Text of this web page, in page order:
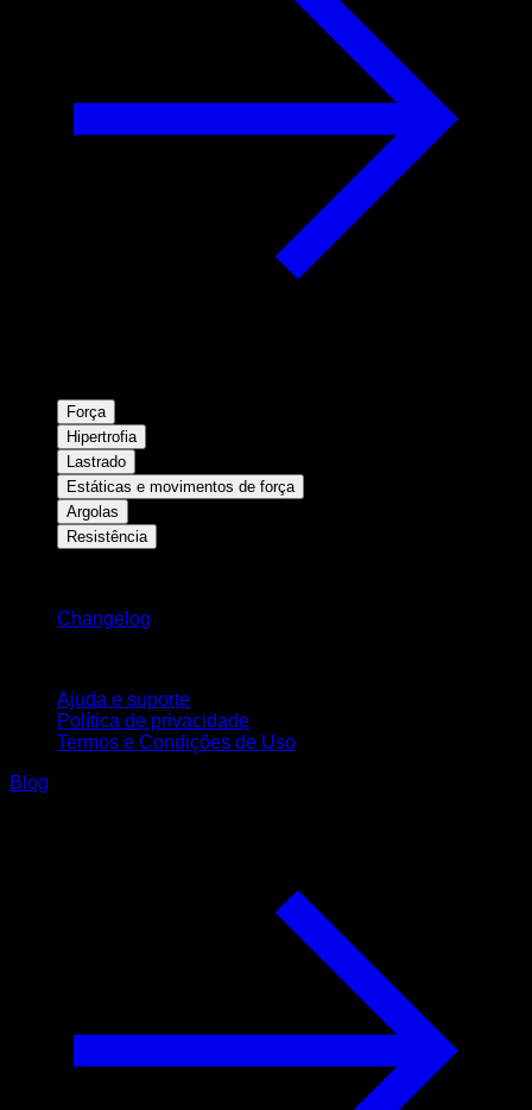
Força
Hipertrofia
Lastrado
Estáticas e movimentos de força
Argolas
Resistência
Changelog
Ajuda e suporte
Política de privacidade
Termos e Condições de Uso
Blog